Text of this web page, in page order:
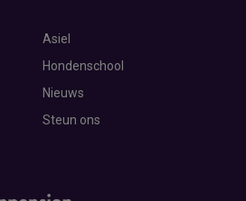
Asiel
Hondenschool
Nieuws
Steun ons